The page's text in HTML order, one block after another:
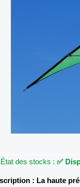
des stocks : ✅
: La haute